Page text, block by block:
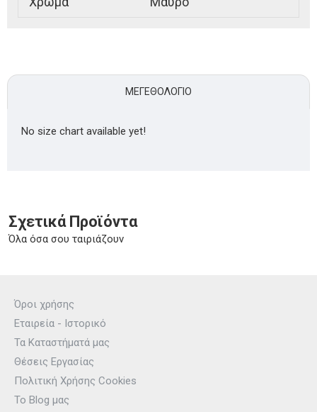
ΜΕΓΕΘΟΛΌΓΙΟ
No size chart available yet!
Σχετικά Προϊόντα
Όλα όσα σου ταιριάζουν
Όροι χρήσης
Εταιρεία - Ιστορικό
Τα Καταστήματά μας
Θέσεις Εργασίας
Πολιτική Χρήσης Cookies
Το Blog μας